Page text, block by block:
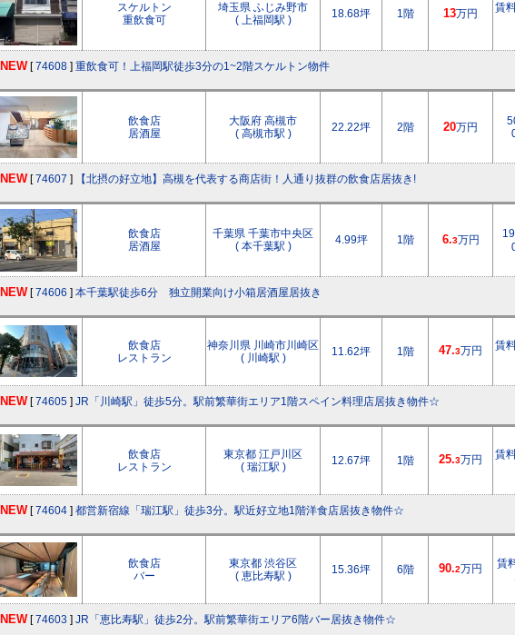
スケルトン
重飲食可
埼玉県 ふじみ野市
( 上福岡駅 )
18.68坪 1階 13万円
賃
NEW [74608 ] 重飲食可！上福岡駅徒歩3分の1~2階スケルトン物件
飲食店
居酒屋
大阪府 高槻市
( 高槻市駅 )
22.22坪 2階 20万円
NEW [74607 ] 【北摂の好立地】高槻を代表する商店街！人通り抜群の飲食店居抜き!
飲食店
居酒屋
千葉県 千葉市中央区
( 本千葉駅 )
4.99坪 1階 6.3万円
NEW [74606 ] 本千葉駅徒歩6分 独立開業向け小箱居酒屋居抜き
飲食店
レストラン
神奈川県 川崎市川崎区
( 川崎駅 )
11.62坪 1階 47.3万円
賃
NEW [74605 ] JR「川崎駅」徒歩5分。駅前繁華街エリア1階スペイン料理店居抜き物件☆
飲食店
レストラン
東京都 江戸川区
( 瑞江駅 )
12.67坪 1階 25.3万円
賃
NEW [74604 ] 都営新宿線「瑞江駅」徒歩3分。駅近好立地1階洋食店居抜き物件☆
飲食店
バー
東京都 渋谷区
( 恵比寿駅 )
15.36坪 6階 90.2万円
賃
NEW [74603 ] JR「恵比寿駅」徒歩2分。駅前繁華街エリア6階バー居抜き物件☆